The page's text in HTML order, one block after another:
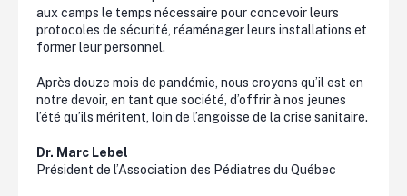
aux camps le temps nécessaire pour concevoir leurs
protocoles de sécurité, réaménager leurs installations et
former leur personnel.
Après douze mois de pandémie, nous croyons qu’il est en
notre devoir, en tant que société, d’offrir à nos jeunes
l’été qu’ils méritent, loin de l’angoisse de la crise sanitaire.
Dr. Marc Lebel
Président de l’Association des Pédiatres du Québec